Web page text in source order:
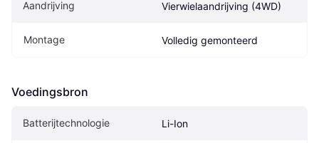
Aandrijving Vierwielaandrijving (4WD)
Montage Volledig gemonteerd
Voedingsbron
Batterijtechnologie Li-Ion